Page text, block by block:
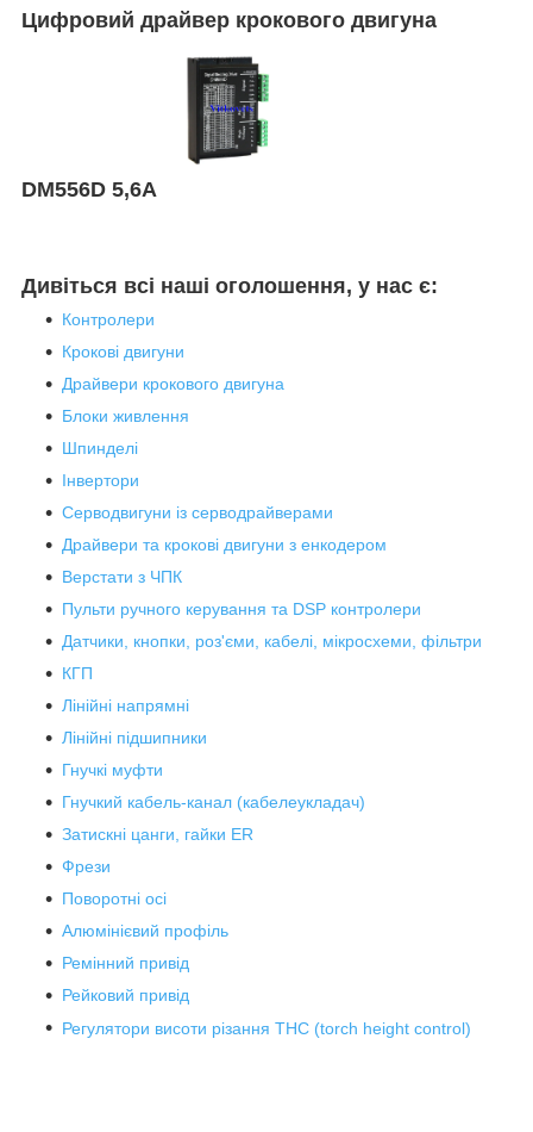
Цифровий драйвер крокового двигуна
DM556D 5,6А
Дивіться всі наші оголошення, у нас є:
Контролери
Крокові двигуни
Драйвери крокового двигуна
Блоки живлення
Шпинделі
Інвертори
Серводвигуни із серводрайверами
Драйвери та крокові двигуни з енкодером
Верстати з ЧПК
Пульти ручного керування та DSP контролери
Датчики, кнопки, роз'єми, кабелі, мікросхеми, фільтри
КГП
Лінійні напрямні
Лінійні підшипники
Гнучкі муфти
Гнучкий кабель-канал (кабелеукладач)
Затискні цанги, гайки ER
Фрези
Поворотні осі
Алюмінієвий профіль
Ремінний привід
Рейковий привід
Регулятори висоти різання THC (torch height control)